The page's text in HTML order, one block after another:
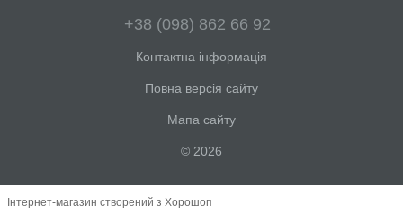
+38 (098) 862 66 92
Контактна інформація
Повна версія сайту
Мапа сайту
© 2026
Інтернет-магазин створений з Хорошоп